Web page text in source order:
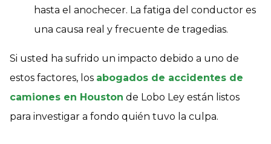
hasta el anochecer. La fatiga del conductor es
una causa real y frecuente de tragedias.
Si usted ha sufrido un impacto debido a uno de
estos factores, los abogados de accidentes de
camiones en Houston de Lobo Ley están listos
para investigar a fondo quién tuvo la culpa.